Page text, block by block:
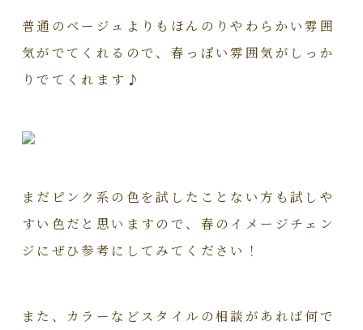
普通のベージュよりもほんのりやわらかい雰囲
気がでてくれるので、春っぽい雰囲気がしっか
りでてくれます♪
まだピンク系の色を試したことない方も試しや
すい色だと思いますので、春のイメージチェン
ジにぜひ参考にしてみてください！
また、カラーなどスタイルの相談があれば何で